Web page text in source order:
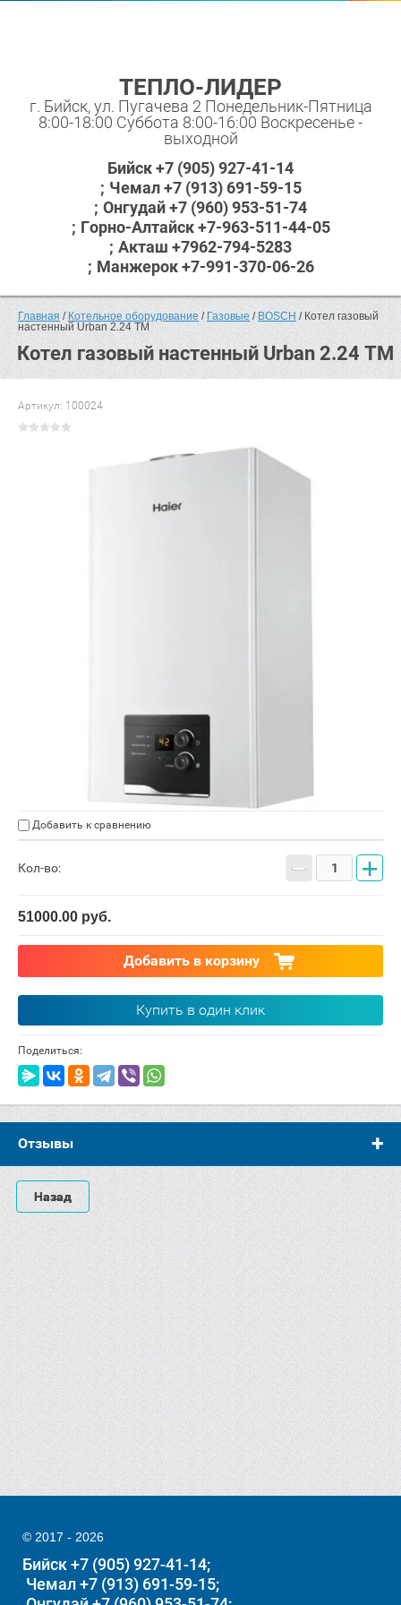
ТЕПЛО-ЛИДЕР
г. Бийск, ул. Пугачева 2 Понедельник-Пятница
8:00-18:00 Суббота 8:00-16:00 Воскресенье -
выходной
Бийск +7 (905) 927-41-14
Чемал +7 (913) 691-59-15
Онгудай +7 (960) 953-51-74
Горно-Алтайск +7-963-511-44-05
Акташ +7962-794-5283
Манжерок +7-991-370-06-26
Главная / Котельное оборудование / Газовые / BOSCH / Котел газовый
настенный Urban 2.24 ТМ
Котел газовый настенный Urban 2.24 ТМ
Артикул: 100024
Добавить к сравнению
Кол-во: − +
51000.00 руб.
Добавить в корзину
Купить в один клик
Поделиться:
Отзывы
Назад
© 2017 - 2026
Бийск +7 (905) 927-41-14
Чемал +7 (913) 691-59-15